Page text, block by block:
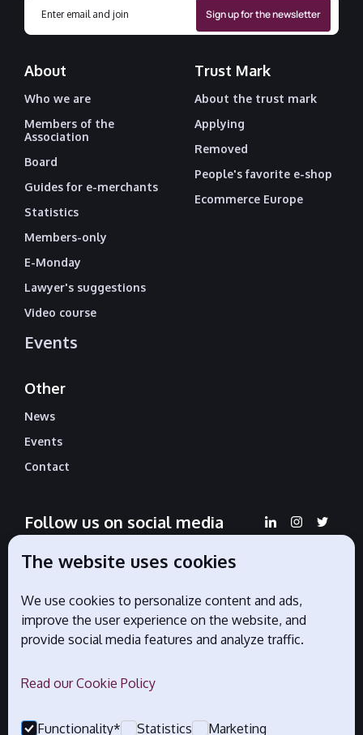
About
Who we are
Members of the
Association
Board
Guides for e-merchants
Statistics
Members-only
E-Monday
Lawyer's suggestions
Video course
Events
Trust Mark
About the trust mark
Applying
Removed
People's favorite e-shop
Ecommerce Europe
Other
News
Events
Contact
Follow us on social media
Official partners
The website uses cookies
We use cookies to personalize content and ads,
improve the user experience on the website, and
provide social media features and analyze traffic.
Read our Cookie Policy
Functionality* Statistics Marketing